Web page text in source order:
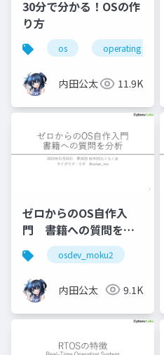
30分で分かる！OSの作
り方
os operating system
内田公太 11.9K
ゼロからのOS自作入
門 書籍への質問を分
析
osdev_moku2
内田公太 9.1K